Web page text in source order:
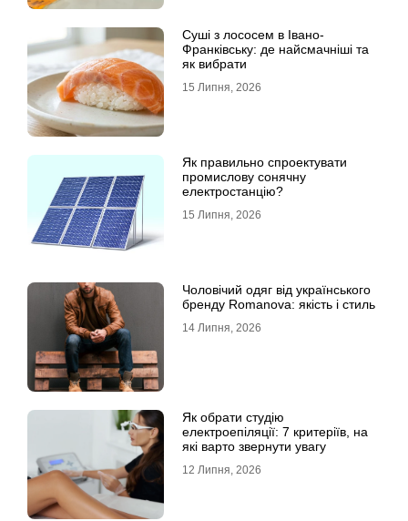
Суші з лососем в Івано-
Франківську: де найсмачніші та
як вибрати
15 Липня, 2026
Як правильно спроектувати
промислову сонячну
електростанцію?
15 Липня, 2026
Чоловічий одяг від українського
бренду Romanova: якість і стиль
14 Липня, 2026
Як обрати студію
електроепіляції: 7 критеріїв, на
які варто звернути увагу
12 Липня, 2026